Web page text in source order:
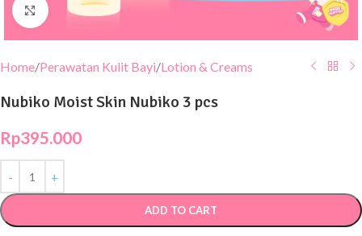
Click to enlarge
Home/Perawatan Kulit Bayi/Lotion & Creams
Nubiko Moist Skin Nubiko 3 pcs
Rp395.000
ADD TO CART